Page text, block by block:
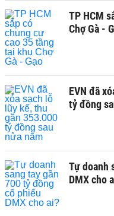
TP HCM
Chợ Gà -
EVN đã
tỷ đồng
Tự doanh
DMX cho